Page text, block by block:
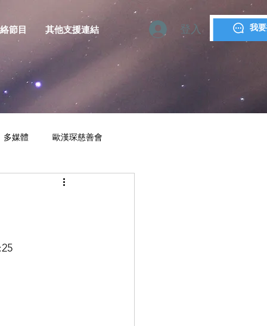
節目 其他支援連結 登入 我
多媒體 歐漢琛慈善會
YMCA MACAU